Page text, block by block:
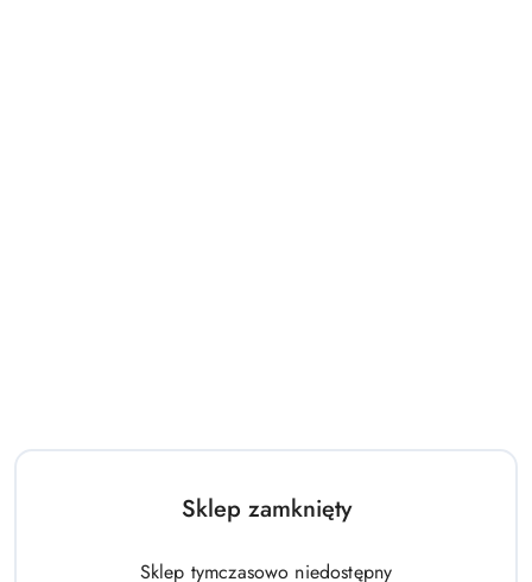
Sklep zamknięty
Sklep tymczasowo niedostępny